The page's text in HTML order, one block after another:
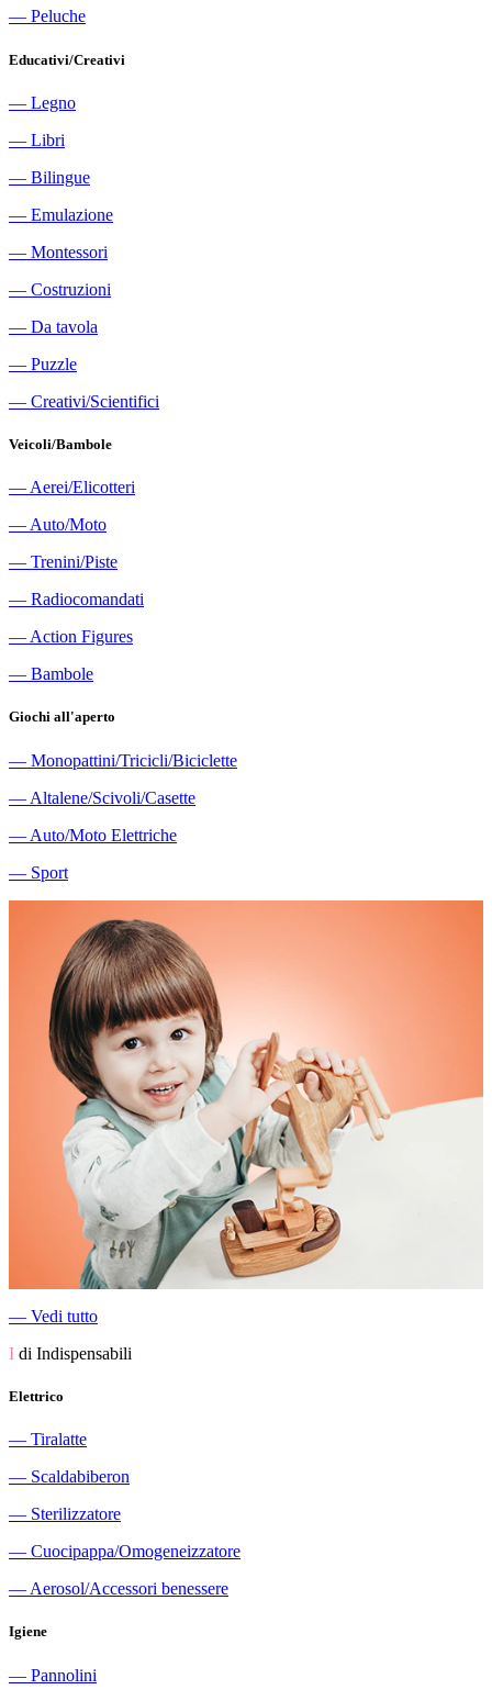
― Peluche
Educativi/Creativi
― Legno
― Libri
― Bilingue
― Emulazione
― Montessori
― Costruzioni
― Da tavola
― Puzzle
― Creativi/Scientifici
Veicoli/Bambole
― Aerei/Elicotteri
― Auto/Moto
― Trenini/Piste
― Radiocomandati
― Action Figures
― Bambole
Giochi all'aperto
― Monopattini/Tricicli/Biciclette
― Altalene/Scivoli/Casette
― Auto/Moto Elettriche
― Sport
― Vedi tutto
I di Indispensabili
Elettrico
― Tiralatte
― Scaldabiberon
― Sterilizzatore
― Cuocipappa/Omogeneizzatore
― Aerosol/Accessori benessere
Igiene
― Pannolini